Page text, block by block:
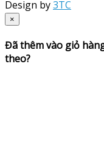
Design by3TC
×
Đã thêm vào giỏ
theo?